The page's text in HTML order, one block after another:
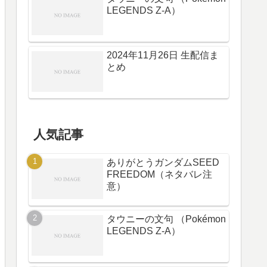
LEGENDS Z-A）
2024年11月26日 生配信ま
とめ
人気記事
ありがとうガンダムSEED
FREEDOM（ネタバレ注
意）
タウニーの文句 （Pokémon
LEGENDS Z-A）